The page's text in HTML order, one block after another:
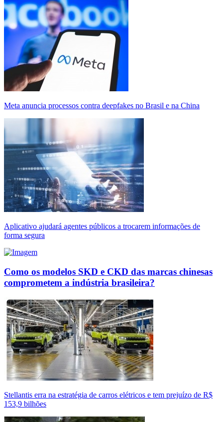
Meta anuncia processos contra deepfakes no Brasil e na China
Aplicativo ajudará agentes públicos a trocarem informações de
forma segura
Como os modelos SKD e CKD das marcas chinesas
comprometem a indústria brasileira?
Stellantis erra na estratégia de carros elétricos e tem prejuízo de R$
153,9 bilhões